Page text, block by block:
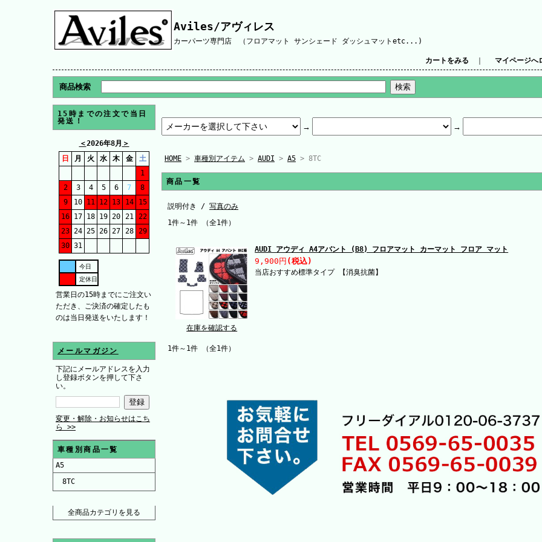
Aviles/アヴィレス
カーパーツ専門店 （フロアマット サンシェード ダッシュマットetc...)
カートをみる マイページへ
商品検索
15時までの注文で当日
発送！
＜2026年8月 ＞
日
月 火 水 木 金
土
1
2
3 4 5 6 7
8
9
10 11 12 13 14
15
16 17 18 19 20 21
22
23 24 25 26 27 28
29
30 31
今日
定休日
営業日の15時までにご注文い
ただき、ご決済の確定したも
のは当日発送をいたします！
メールマガジン
下記にメールアドレスを入力
し登録ボタンを押して下さ
い。
変更・解除・お知らせはこち
ら >>
車種別商品一覧
A5
8TC
全商品カテゴリを見る
HOME > 車種別アイテム > AUDI > A5 > 8TC
商品一覧
説明付き / 写真のみ
1件～1件 （全1件）
在庫を確認する
AUDI アウディ A4アバント (B8) フロアマット カーマット フロア マット
9,900円 (税込)
当店おすすめ標準タイプ 【消臭抗菌】
1件～1件 （全1件）